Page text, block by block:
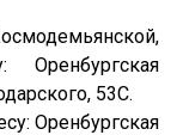
Оренбургская
53С.
Оренбургская